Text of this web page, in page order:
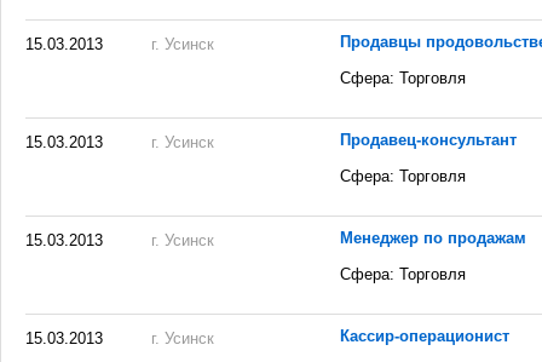
15.03.2013 г. Усинск
Продавцы
Сфера: Торговля
15.03.2013 г. Усинск
Продавец-консультант
Сфера: Торговля
15.03.2013 г. Усинск
Менеджер по продажам
Сфера: Торговля
15.03.2013 г. Усинск
Кассир-операционист